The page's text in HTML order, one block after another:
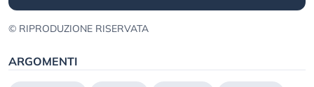
© RIPRODUZIONE RISERVATA
ARGOMENTI